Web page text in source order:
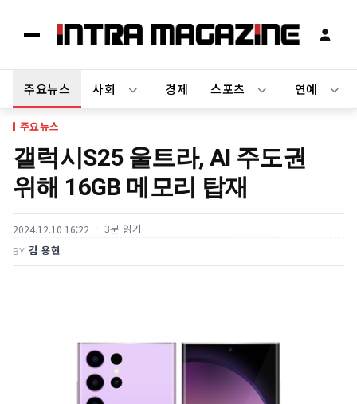
주요뉴스 사회 경제 스포츠 연예
주요뉴스
갤럭시S25 울트라, AI 주도권
위해 16GB 메모리 탑재
2024.12.10 16:22 3분 읽기
BY 김 용현